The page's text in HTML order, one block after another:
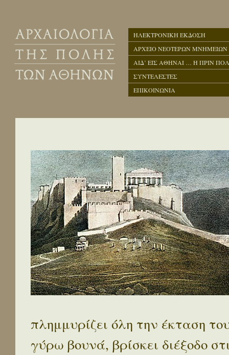
ΗΛΕΚΤΡΟΝΙΚΗ ΕΚΔΟΣΗ
ΑΡΧΕΙΟ ΝΕΟΤΕΡΩΝ ΜΝΗΜΕΙΩΝ
ΑΙΔ’ ΕΙΣ ΑΘΗΝΑΙ … Η ΠΡΙΝ
ΣΥΝΤΕΛΕΣΤΕΣ
ΕΠΙΚΟΙΝΩΝΙΑ
πλημμυρίζει όλη την έκταση
γύρω βουνά, βρίσκει διέξοδο